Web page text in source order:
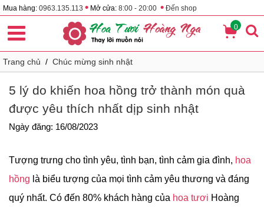
Mua hàng: 0963.135.113 • Mở cửa: 8:00 - 20:00 • Đến shop
0
Trang chủ / Chúc mừng sinh nhật
5 lý do khiến hoa hồng trở thành món quà
được yêu thích nhất dịp sinh nhật
Ngày đăng: 16/08/2023
Tượng trưng cho tình yêu, tình bạn, tình cảm gia đình, hoa
hồng là biểu tượng của mọi tình cảm yêu thương và đáng
quý nhất. Có đến 80% khách hàng của hoa tươi Hoàng